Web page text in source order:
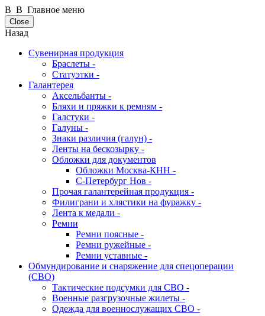
В В Главное меню
Close
Назад
Сувенирная продукция
Браслеты -
Статуэтки -
Галантерея
Аксельбанты -
Бляхи и пряжки к ремням -
Галстуки -
Галуны -
Знаки различия (галун) -
Ленты на бескозырку -
Обложки для документов
Обложки Москва-КНН -
С-Петербург Нов -
Прочая галантерейная продукция -
Филиграни и хлястики на фуражку -
Лента к медали -
Ремни
Ремни поясные -
Ремни ружейные -
Ремни уставные -
Обмундирование и снаряжение для спецоперации
(СВО)
Тактические подсумки для СВО -
Военные разгрузочные жилеты -
Одежда для военнослужащих СВО -